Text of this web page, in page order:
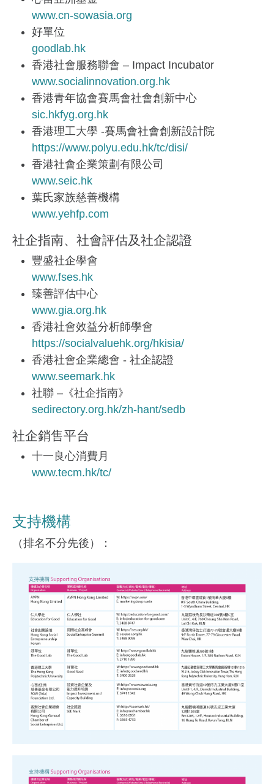
www.cn-sowasia.org
好單位
goodlab.hk
香港社會服務聯會 – Impact Incubator
www.socialinnovation.org.hk
香港青年協會賽馬會社會創新中心
sic.hkfyg.org.hk
香港理工大學 -賽馬會社會創新設計院
https://www.polyu.edu.hk/tc/disi/
香港社會企業策劃有限公司
www.seic.hk
葉氏家族慈善機構
www.yehfp.com
社企指南、社會評估及社企認證
豐盛社企學會
www.fses.hk
臻善評估中心
www.gia.org.hk
香港社會效益分析師學會
https://socialvaluehk.org/hkisia/
香港社會企業總會 - 社企認證
www.seemark.hk
社聯 –《社企指南》
sedirectory.org.hk/zh-hant/sedb
社企銷售平台
十一良心消費月
www.tecm.hk/tc/
支持機構
（排名不分先後）：